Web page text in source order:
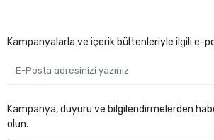
Kampanyalarla ve içerik bültenleriyle ilgili e-
Kampanya, duyuru ve bilgilendirmelerden
olun.